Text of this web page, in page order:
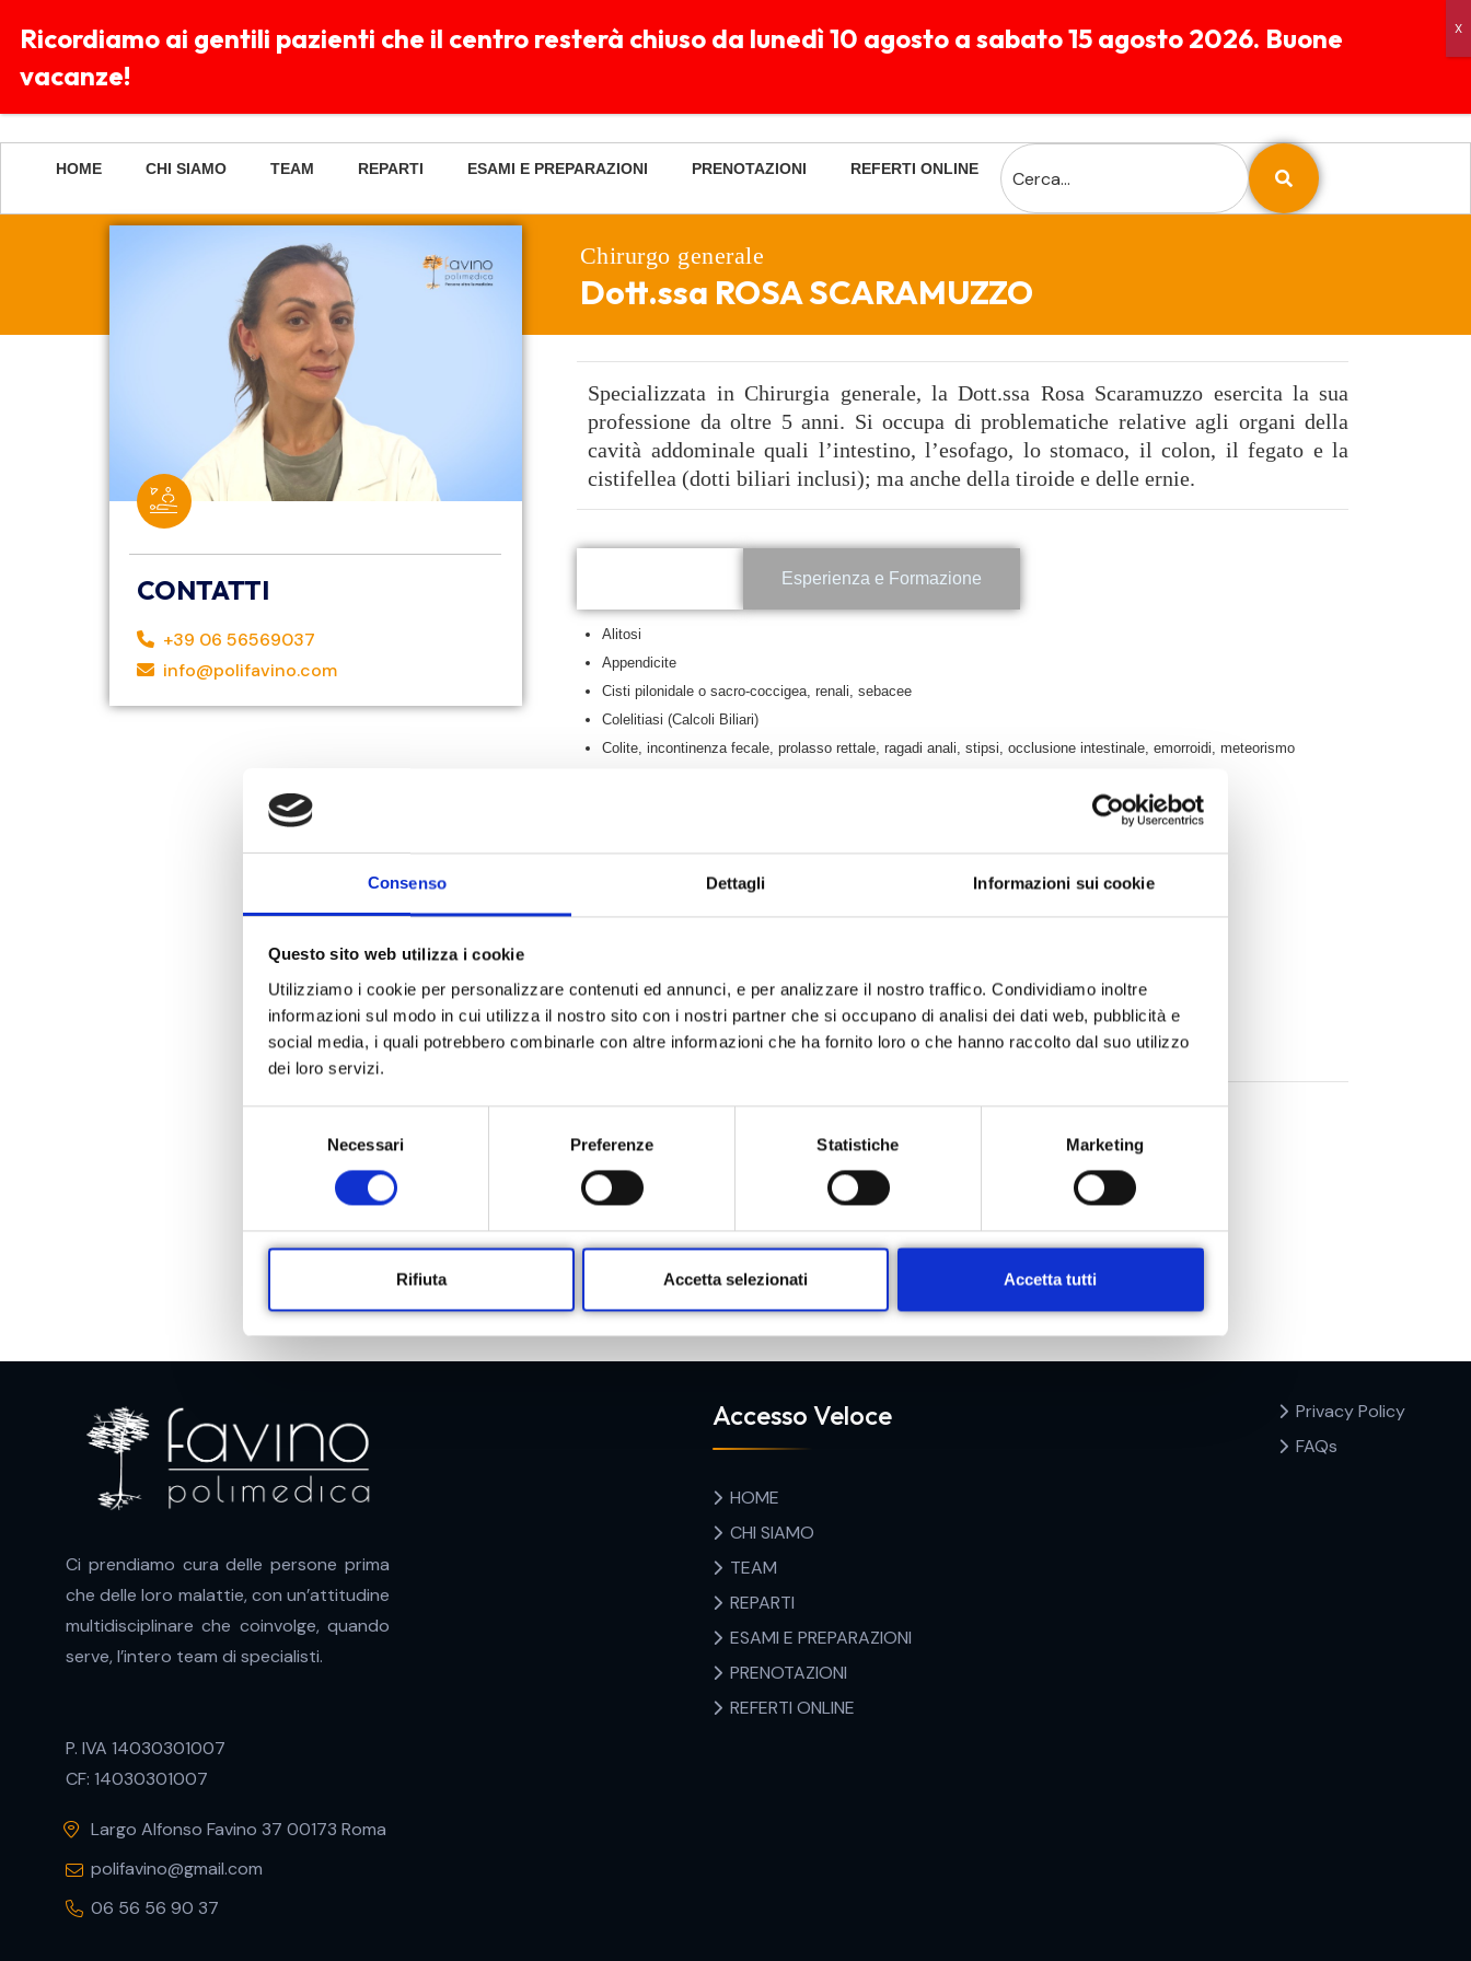
Consenso Dettagli Informazioni sui cookie
Questo sito web utilizza i cookie
Utilizziamo i cookie per personalizzare contenuti ed annunci, e per analizzare il nostro traffico. Condividiamo inoltre
informazioni sul modo in cui utilizza il nostro sito con i nostri partner che si occupano di analisi dei dati web, pubblicità e
social media, i quali potrebbero combinarle con altre informazioni che ha fornito loro o che hanno raccolto dal suo utilizzo
dei loro servizi.
e
c
o
n
n
s
Necessari Preferenze Statistiche Marketing
Rifiuta Accetta selezionati Accetta tutti
Clicca per chattare
HOME CHI SIAMO TEAM REPARTI ESAMI E PREPARAZIONI PRENOTAZIONI REFERTI ONLINE
Chirurgo generale
Dott.ssa ROSA SCARAMUZZO
CONTATTI
+39 06 56569037
info@polifavino.com
Specializzata in Chirurgia generale, la Dott.ssa Rosa Scaramuzzo esercita la sua
professione da oltre 5 anni. Si occupa di problematiche relative agli organi della
cavità addominale quali l’intestino, l’esofago, lo stomaco, il colon, il fegato e la
cistifellea (dotti biliari inclusi); ma anche della tiroide e delle ernie.
Esperienza e Formazione
Alitosi
Appendicite
Cisti pilonidale o sacro-coccigea, renali, sebacee
Colelitiasi (Calcoli Biliari)
Colite, incontinenza fecale, prolasso rettale, ragadi anali, stipsi, occlusione intestinale, emorroidi, meteorismo
Reflusso gastroesofageo, gastrite
Ulcera duodenale, gastrica
Morbo di Basedow, Morbo di Crohn
Piaghe da decubito
PRENOTA ORA
Ci prendiamo cura delle persone prima
che delle loro malattie, con un’attitudine
multidisciplinare che coinvolge, quando
serve, l’intero team di specialisti.
P. IVA 14030301007
CF: 14030301007
Largo Alfonso Favino 37 00173 Roma
polifavino@gmail.com
06 56 56 90 37
Accesso Veloce
HOME
CHI SIAMO
TEAM
REPARTI
ESAMI E PREPARAZIONI
PRENOTAZIONI
REFERTI ONLINE
Privacy Policy
FAQs
Ricordiamo ai gentili pazienti che il centro resterà chiuso da lunedì 10 agosto a sabato 15 agosto 2026. Buone
vacanze!